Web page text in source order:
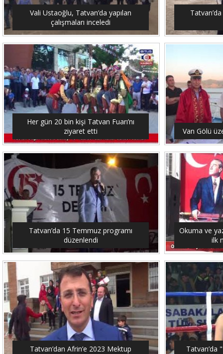
Vali Ustaoğlu, Tatvan’da yapılan
çalışmaları inceledi
Her gün 20 bin kişi Tatvan Fuarı’nı
ziyaret etti
Van Gölü
Tatvan’da 15 Temmuz programı
düzenlendi
Okuma ve
ilk
Tatvan’dan Afrin’e 2023 Mektup Tatvan’da